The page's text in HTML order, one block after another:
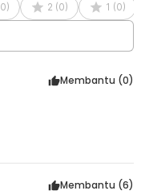
0) 2 (0) 1 (0)
Membantu (0)
Membantu (6)